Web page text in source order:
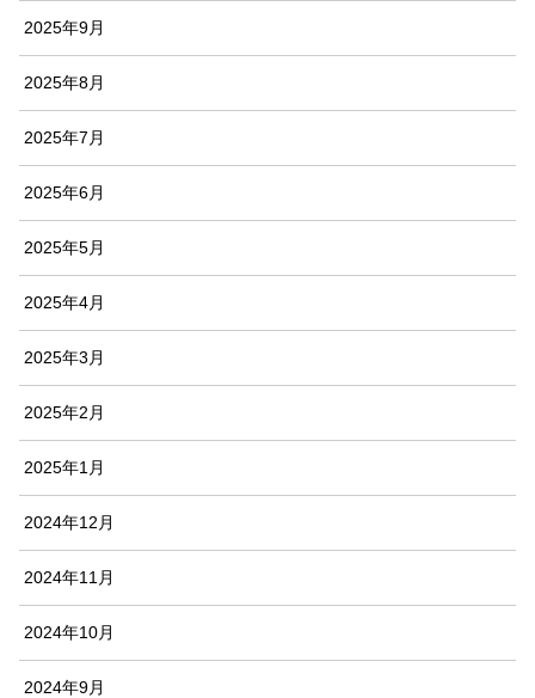
2025年9月
2025年8月
2025年7月
2025年6月
2025年5月
2025年4月
2025年3月
2025年2月
2025年1月
2024年12月
2024年11月
2024年10月
2024年9月